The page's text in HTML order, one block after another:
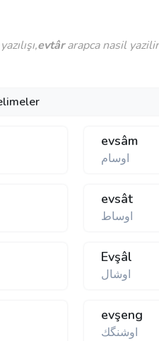
evtârarapca nasil yazilir
evsâm
اوسام
evsât
اوساط
Evşâl
اوشال
evşeng
اوشنگك